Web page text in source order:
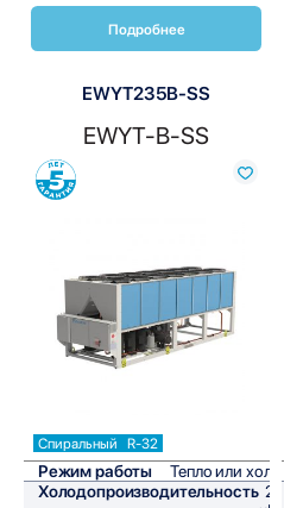
Подробнее
EWYT235B-SS
EWYT-B-SS
Сравнить
Спиральный R-32
Режим работы
Тепло или холод
Холодопроизводительность 212